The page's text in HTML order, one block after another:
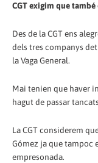
CGT exigim que
Des de la CGT ens
dels tres companys
la Vaga General.
Mai tenien que haver
hagut de passar
La CGT considerem
Gómez ja que tampoc
empresonada.